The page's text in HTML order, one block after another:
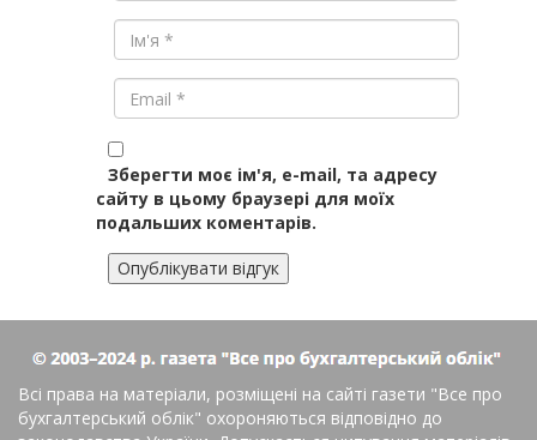
Зберегти моє ім'я, e-mail, та адресу
сайту в цьому браузері для моїх
подальших коментарів.
Всі права на матеріали, розміщені на сайті газети "Все про
бухгалтерський облік" охороняються відповідно до